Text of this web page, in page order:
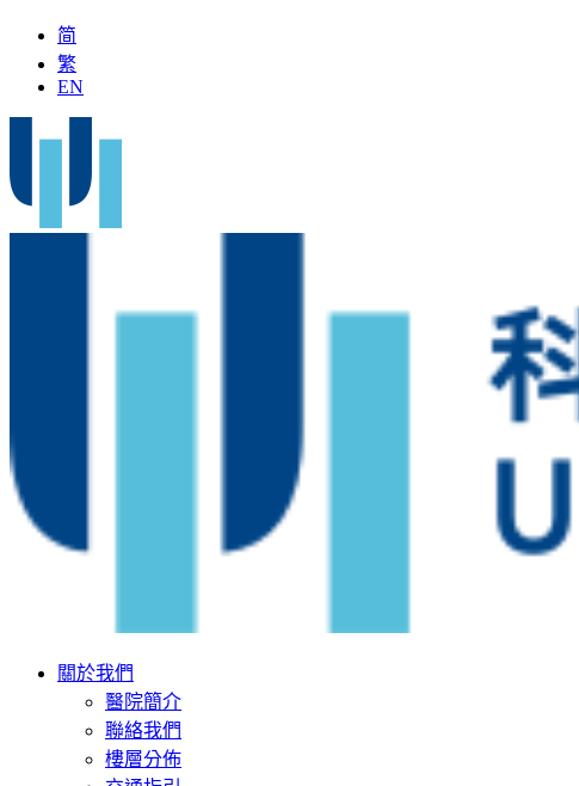
简
繁
EN
關於我們
醫院簡介
聯絡我們
樓層分佈